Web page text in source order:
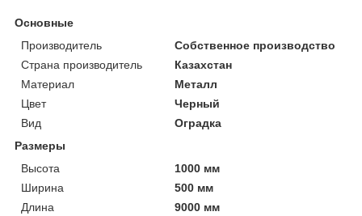
Основные
Производитель
Собственное производство
Страна производитель
Казахстан
Материал
Металл
Цвет
Черный
Вид
Оградка
Размеры
Высота
1000 мм
Ширина
500 мм
Длина
9000 мм